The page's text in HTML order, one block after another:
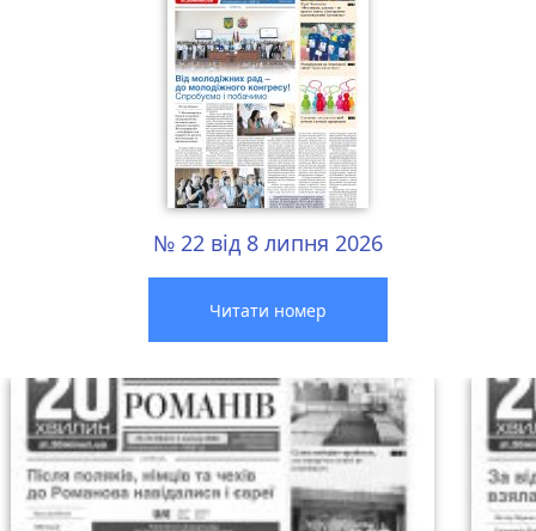
№ 22 від 8 липня 2026
Читати номер